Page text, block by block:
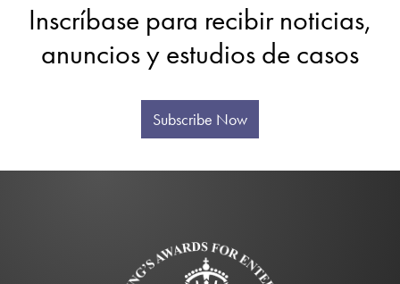
Inscríbase para recibir noticias,
anuncios y estudios de casos
Subscribe Now